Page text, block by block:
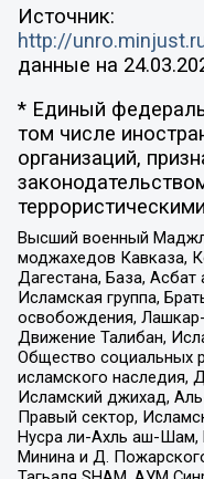
Источник:
http://
данные на
* Единый
том числе
организаций,
Высший военный
моджахедов Кавказа,
Дагестана, База,
Исламская группа,
освобождения,
Движение Талибан,
Общество социальных
исламского
Исламский джихад,
Правый сектор,
Нусра ли-Ахль аш-Шам,
Минина и Д.